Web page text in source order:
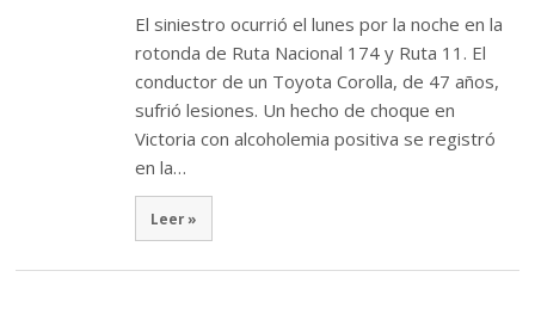
El siniestro ocurrió el lunes por la noche en la
rotonda de Ruta Nacional 174 y Ruta 11. El
conductor de un Toyota Corolla, de 47 años,
sufrió lesiones. Un hecho de choque en
Victoria con alcoholemia positiva se registró
en la…
Leer »